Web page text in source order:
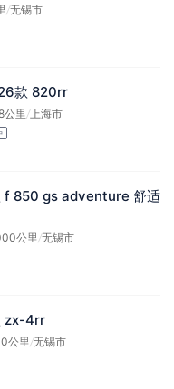
/无锡市
款 820rr
公里/上海市
f 850 gs adventure 舒适
公里/无锡市
zx-4rr
公里/无锡市